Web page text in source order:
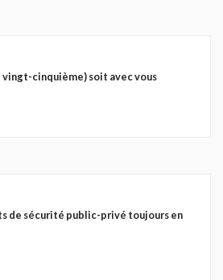
cinquième) soit avec vous
de sécurité public-privé toujours en